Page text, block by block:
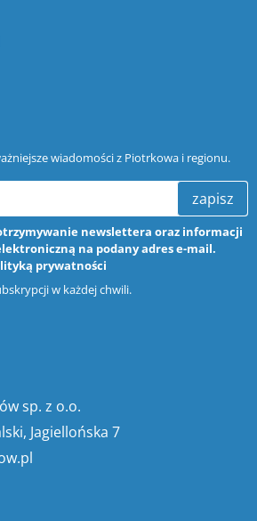
wiadomości z Piotrkowa i regionu.
zapisz
newslettera oraz informacji
na podany adres e-mail.
prywatności
w każdej chwili.
sp. z o.o.
Jagiellońska 7